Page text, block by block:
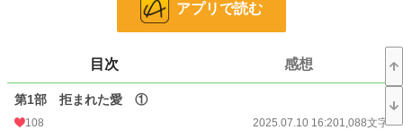
21 pt
文字数 36,798
更新日時
アプリで読む
目次 感想
第1部 拒まれた愛 ①
108 2025.07.10 16:201,088文字